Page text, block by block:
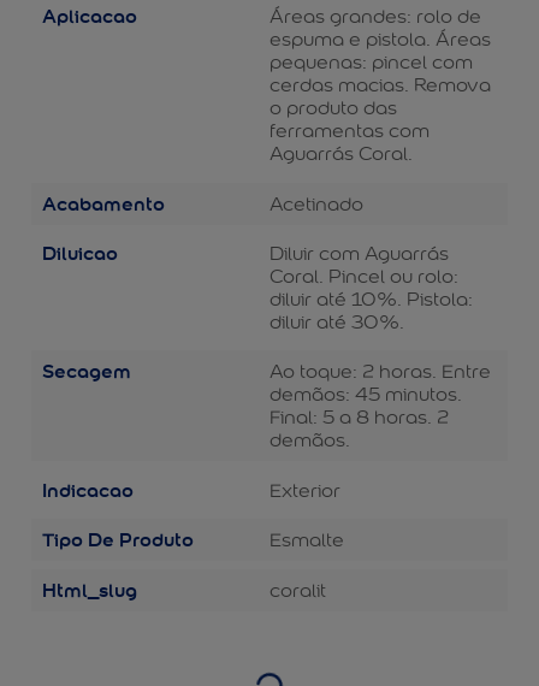
Aplicacao
Áreas grandes: rolo de
espuma e pistola. Áreas
pequenas: pincel com
cerdas macias. Remova
o produto das
ferramentas com
Aguarrás Coral.
Acabamento Acetinado
Diluicao
Diluir com Aguarrás
Coral. Pincel ou rolo:
diluir até 10%. Pistola:
diluir até 30%.
Secagem
Ao toque: 2 horas. Entre
demãos: 45 minutos.
Final: 5 a 8 horas. 2
demãos.
Indicacao Exterior
Tipo De Produto Esmalte
Html_slug coralit